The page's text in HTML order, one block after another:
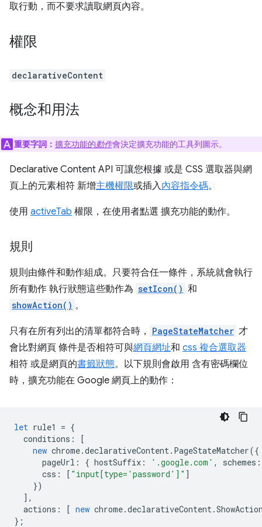
取行動，而不要求讀取網頁內容。
權限
declarativeContent
概念和用法
重要字詞： 擴充功能的動作會決定擴充功能的工具列圖示。
Declarative Content API 可讓您根據 或是 CSS 選取器與網
頁上的元素相符 新增主機權限或插入內容指令碼。
使用 activeTab 權限，在使用者點選 擴充功能的動作。
規則
規則由條件和動作組成。只要符合任一條件，系統就會執行
所有動作 執行狀態這些動作為 setIcon() 和
showAction() 。
只有在所有列出的清單都符合時， PageStateMatcher 才
會比對網頁 條件是否相符可與網頁網址和 css 複合選取器
相符 或是網頁的書籤狀態。以下規則會啟用 含有密碼欄位
時，擴充功能在 Google 網頁上的動作：
let rule1 = {
conditions :
[
new chrome.declarativeContent. PageStateMatcher({
pageUrl : { hostSuffix : '.google.com' , schemes :
css : [ "input[type='password']" ]
})
],
actions : [ new chrome.declarativeContent.
};